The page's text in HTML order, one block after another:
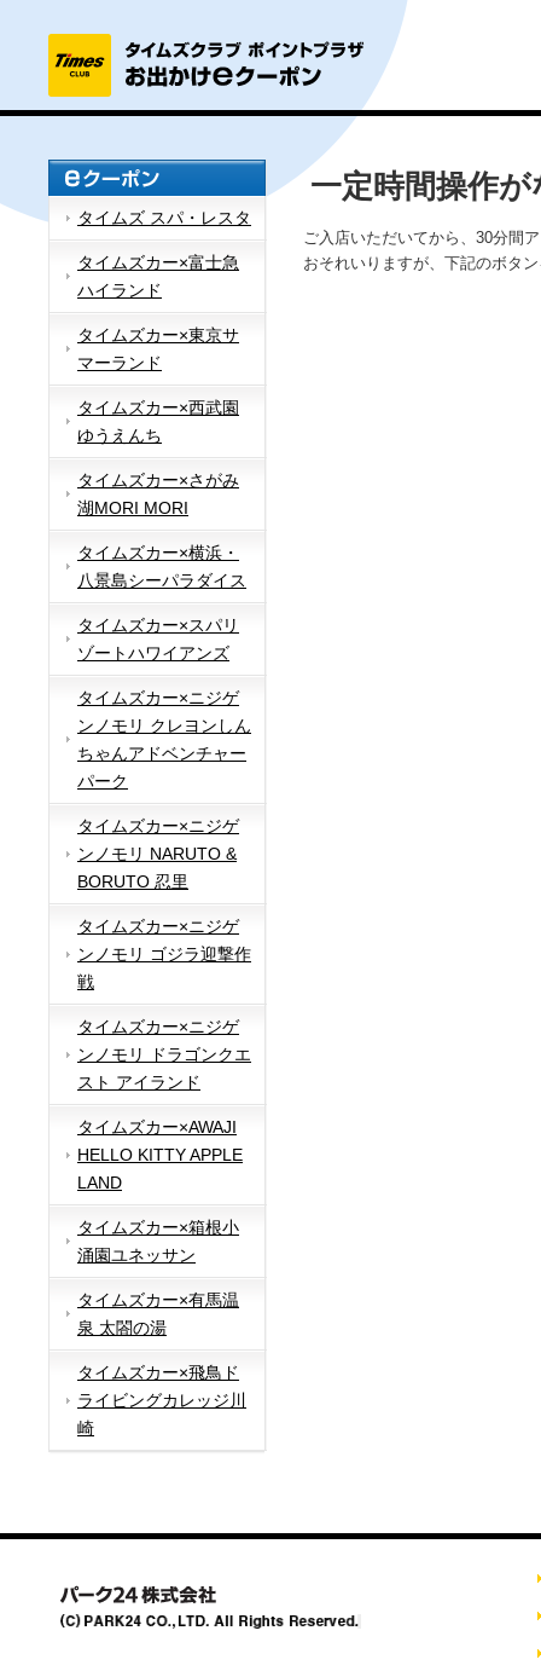
タイムズ スパ・レスタ
タイムズカー×富士急
ハイランド
タイムズカー×東京サ
マーランド
タイムズカー×西武園
ゆうえんち
タイムズカー×さがみ
湖MORI MORI
タイムズカー×横浜・
八景島シーパラダイス
タイムズカー×スパリ
ゾートハワイアンズ
タイムズカー×ニジゲ
ンノモリ クレヨンしん
ちゃんアドベンチャー
パーク
タイムズカー×ニジゲ
ンノモリ NARUTO &
BORUTO 忍里
タイムズカー×ニジゲ
ンノモリ ゴジラ迎撃作
戦
タイムズカー×ニジゲ
ンノモリ ドラゴンクエ
スト アイランド
タイムズカー×AWAJI
HELLO KITTY APPLE
LAND
タイムズカー×箱根小
涌園ユネッサン
タイムズカー×有馬温
泉 太閤の湯
タイムズカー×飛鳥ド
ライビングカレッジ川
崎
一定時間操作
ご入店いただいてから、30分間
おそれいりますが、下記のボタ